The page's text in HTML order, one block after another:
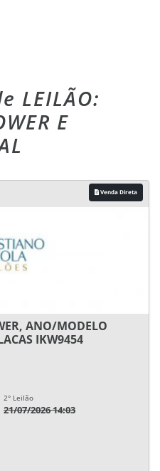
LEILÃO:
E
Venda Direta
ANO/MODELO
IKW9454
2° Leilão
21/07/2026 14:03